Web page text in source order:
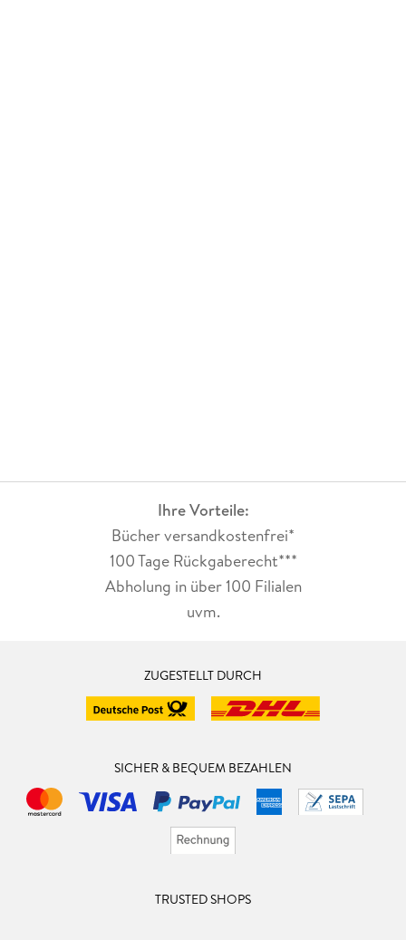
Ihre Vorteile:
Bücher versandkostenfrei*
100 Tage Rückgaberecht***
Abholung in über 100 Filialen
uvm.
ZUGESTELLT DURCH
SICHER & BEQUEM BEZAHLEN
TRUSTED SHOPS